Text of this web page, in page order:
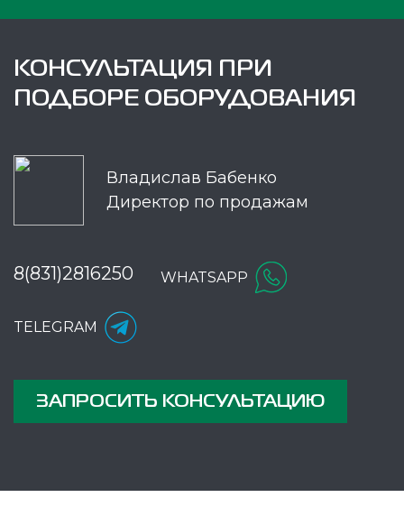
КОНСУЛЬТАЦИЯ ПРИ
ПОДБОРЕ ОБОРУДОВАНИЯ
Владислав Бабенко
Директор по продажам
8(831)2816250 WHATSAPP
TELEGRAM
ЗАПРОСИТЬ КОНСУЛЬТАЦИЮ